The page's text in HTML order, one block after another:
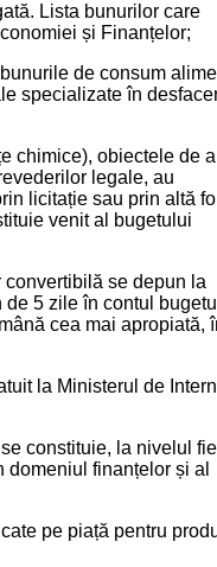
Lista bunurilor care
și Finanțelor;
de consum
specializate în
chimice), obiectele de
legale, au
licitație sau prin altă
venit al bugetului
se depun la
5 zile în contul
cea mai apropiată,
la Ministerul de
constituie, la nivelul
finanțelor și al
pe piață pentru